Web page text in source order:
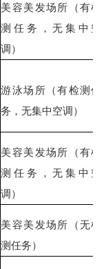
美容美发场所（有检
测任务，无集中空
调）
游泳场所（有检测任
务，无集中空调）
美容美发场所（有检
测任务，无集中空
调）
美容美发场所（无检
测任务）